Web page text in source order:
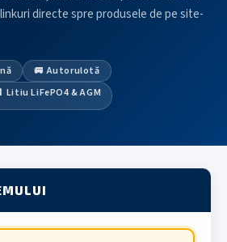
directe spre produsele de pe site-
🚐 Autorulotă
Litiu LiFePO4 & AGM